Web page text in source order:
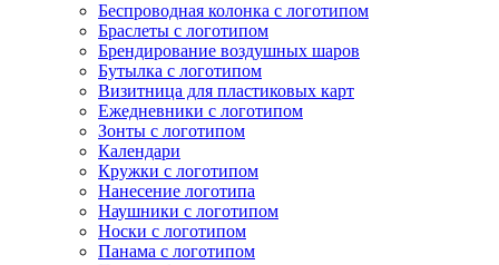
Беспроводная колонка с логотипом
Браслеты с логотипом
Брендирование воздушных шаров
Бутылка с логотипом
Визитница для пластиковых карт
Ежедневники с логотипом
Зонты с логотипом
Календари
Кружки с логотипом
Нанесение логотипа
Наушники с логотипом
Носки с логотипом
Панама с логотипом